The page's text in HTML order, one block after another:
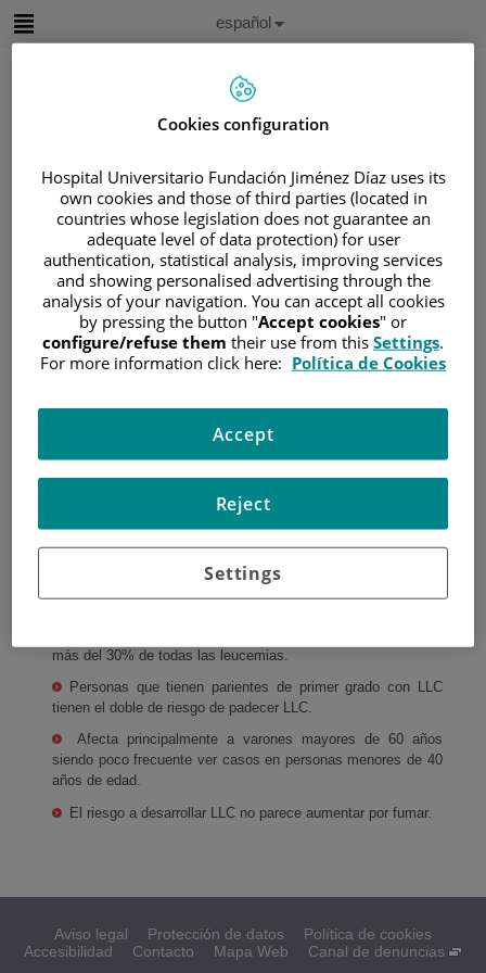
Selector
de
idioma
Idioma
Activo
Español
/ÁREA DEL PACIENTE
/SOBRE EL CÁNCER
/INFORMACIÓN Y SOPORTE AL PACIENTE
TIPOS DE CÁNCER
/ÁREA DE NEOPLASIAS HEMATOLÓGICAS
CAUSAS Y FACTORES DE RIESGO
Causas y factores de riesgo
químicos o exposición a tratamientos de quimioterapia
previos.
más del 30% de todas las leucemias.
Personas que tienen parientes de primer grado con LLC
tienen el doble de riesgo de padecer LLC.
Afecta principalmente a varones mayores de 60 años
siendo poco frecuente ver casos en personas menores de 40
años de edad.
El riesgo a desarrollar LLC no parece aumentar por fumar.
Aviso legal Protección de datos
Política de cookies
Accesibilidad
Contacto Mapa Web Canal de denuncias
Cookies configuration
Hospital Universitario Fundación Jiménez Díaz uses its
own cookies and those of third parties (located in
countries whose legislation does not guarantee an
adequate level of data protection) for user
authentication, statistical analysis, improving services
and showing personalised advertising through the
analysis of your navigation. You can accept all cookies
by pressing the button "Accept cookies" or
configure/refuse them their use from this Settings.
For more information click here: Política de Cookies
Settings
Reject
Accept